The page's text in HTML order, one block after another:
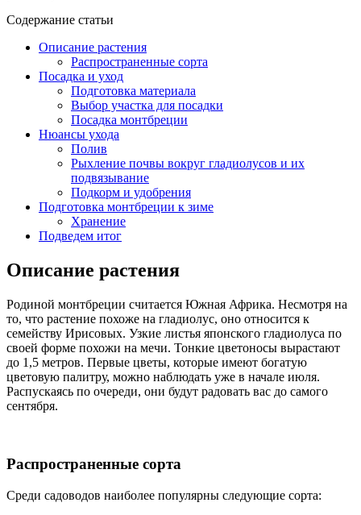
Содержание статьи
Описание растения
Распространенные сорта
Посадка и уход
Подготовка материала
Выбор участка для посадки
Посадка монтбреции
Нюансы ухода
Полив
Рыхление почвы вокруг гладиолусов и их
подвязывание
Подкорм и удобрения
Подготовка монтбреции к зиме
Хранение
Подведем итог
Описание растения
Родиной монтбреции считается Южная Африка. Несмотря на
то, что растение похоже на гладиолус, оно относится к
семейству Ирисовых. Узкие листья японского гладиолуса по
своей форме похожи на мечи. Тонкие цветоносы вырастают
до 1,5 метров. Первые цветы, которые имеют богатую
цветовую палитру, можно наблюдать уже в начале июля.
Распускаясь по очереди, они будут радовать вас до самого
сентября.
Распространенные сорта
Среди садоводов наиболее популярны следующие сорта: